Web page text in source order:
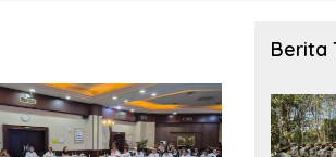
Berita